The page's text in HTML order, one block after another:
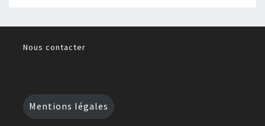
Nous contacter
Mentions légales